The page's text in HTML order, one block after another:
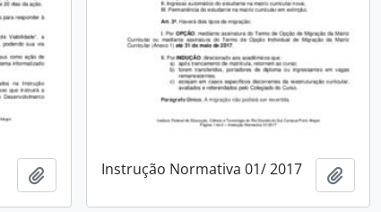
Adicionar a área de transferência
Instrução Normativa 01/ 2017